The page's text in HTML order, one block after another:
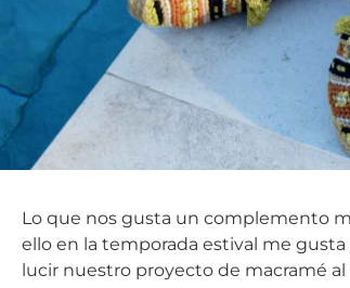
Lo que nos gusta un complemento
ello en la temporada estival me
lucir nuestro proyecto de macramé